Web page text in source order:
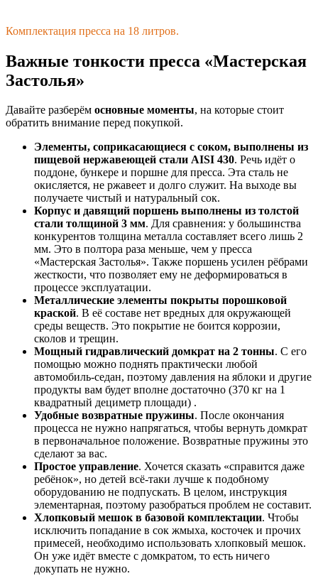
Комплектация пресса на 18 литров.
Важные тонкости пресса «Мастерская
Застолья»
Давайте разберём основные моменты, на которые стоит
обратить внимание перед покупкой.
Элементы, соприкасающиеся с соком, выполнены из
пищевой нержавеющей стали AISI 430. Речь идёт о
поддоне, бункере и поршне для пресса. Эта сталь не
окисляется, не ржавеет и долго служит. На выходе вы
получаете чистый и натуральный сок.
Корпус и давящий поршень выполнены из толстой
стали толщиной 3 мм. Для сравнения: у большинства
конкурентов толщина металла составляет всего лишь 2
мм. Это в полтора раза меньше, чем у пресса
«Мастерская Застолья». Также поршень усилен рёбрами
жесткости, что позволяет ему не деформироваться в
процессе эксплуатации.
Металлические элементы покрыты порошковой
краской. В её составе нет вредных для окружающей
среды веществ. Это покрытие не боится коррозии,
сколов и трещин.
Мощный гидравлический домкрат на 2 тонны. С его
помощью можно поднять практически любой
автомобиль-седан, поэтому давления на яблоки и другие
продукты вам будет вполне достаточно (370 кг на 1
квадратный дециметр площади) .
Удобные возвратные пружины. После окончания
процесса не нужно напрягаться, чтобы вернуть домкрат
в первоначальное положение. Возвратные пружины это
сделают за вас.
Простое управление. Хочется сказать «справится даже
ребёнок», но детей всё-таки лучше к подобному
оборудованию не подпускать. В целом, инструкция
элементарная, поэтому разобраться проблем не составит.
Хлопковый мешок в базовой комплектации. Чтобы
исключить попадание в сок жмыха, косточек и прочих
примесей, необходимо использовать хлопковый мешок.
Он уже идёт вместе с домкратом, то есть ничего
докупать не нужно.